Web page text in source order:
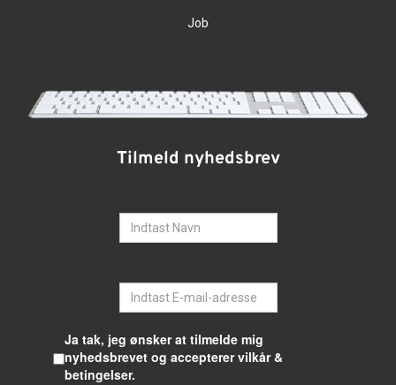
Job
Tilmeld nyhedsbrev
Ja tak, jeg ønsker at tilmelde mig
nyhedsbrevet og accepterer vilkår &
betingelser.